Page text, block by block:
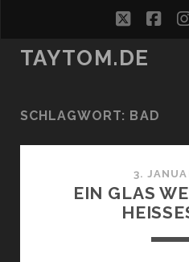
twitter
TAYTOM.DE
SCHLAGWORT: BAD
3.
EIN GLAS